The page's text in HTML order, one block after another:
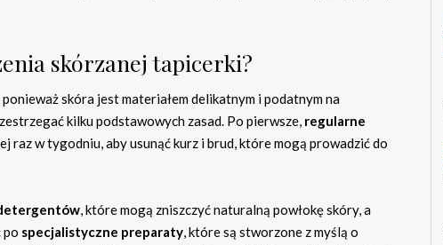
skórzanej tapicerki?
skóra jest materiałem delikatnym i podatnym na
kilku podstawowych zasad. Po pierwsze, regularne
raz w tygodniu, aby usunąć kurz i brud, które mogą prowadzić do
, które mogą zniszczyć naturalną powłokę skóry, a
po specjalistyczne preparaty, które są stworzone z myślą o